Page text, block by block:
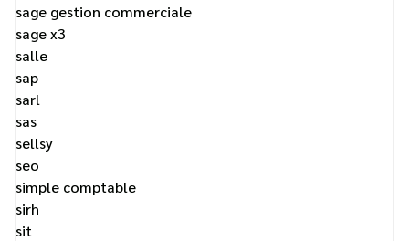
sage gestion commerciale
sage x3
salle
sap
sarl
sas
sellsy
seo
simple comptable
sirh
sit